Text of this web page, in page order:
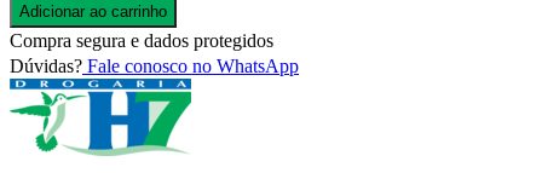
Adicionar ao carrinho
Compra segura e dados protegidos
Dúvidas? Fale conosco no WhatsApp